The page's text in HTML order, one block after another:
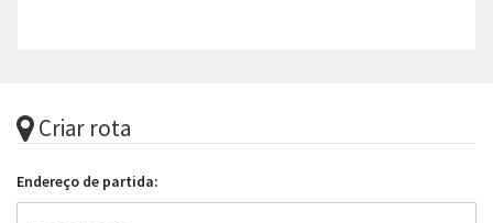
Criar rota
Endereço de partida: